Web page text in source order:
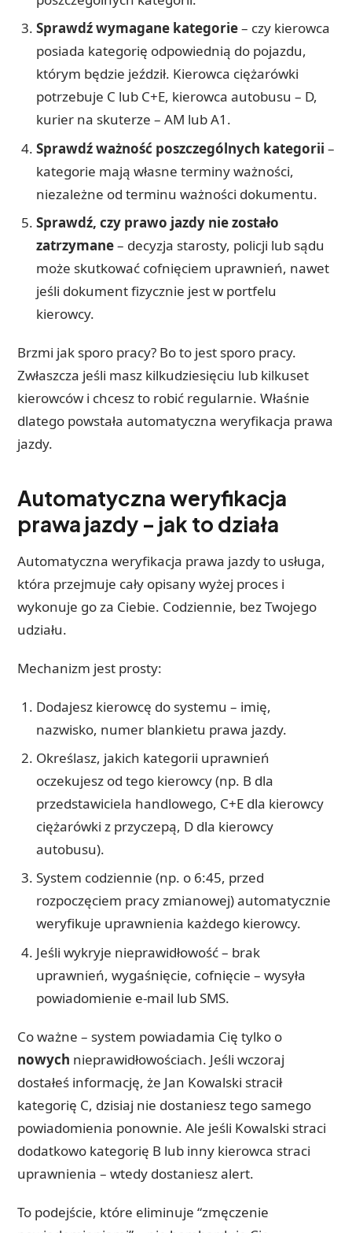
Sprawdź wymagane kategorie– czy kierowca
posiada kategorię odpowiednią do pojazdu,
którym będzie jeździł. Kierowca ciężarówki
potrzebuje C lub C+E, kierowca autobusu – D,
kurier na skuterze – AM lub A1.
Sprawdź ważność poszczególnych kategorii –
kategorie mają własne terminy ważności,
niezależne od terminu ważności dokumentu.
Sprawdź, czy prawo jazdy nie zostało
zatrzymane– decyzja starosty, policji lub sądu
może skutkować cofnięciem uprawnień, nawet
jeśli dokument fizycznie jest w portfelu
kierowcy.
Brzmi jak sporo pracy? Bo to jest sporo pracy.
Zwłaszcza jeśli masz kilkudziesięciu lub kilkuset
kierowców i chcesz to robić regularnie. Właśnie
dlatego powstała automatyczna weryfikacja prawa
jazdy.
Automatyczna weryfikacja
prawa jazdy – jak to działa
Automatyczna weryfikacja prawa jazdy to usługa,
która przejmuje cały opisany wyżej proces i
wykonuje go za Ciebie. Codziennie, bez Twojego
udziału.
Mechanizm jest prosty:
Dodajesz kierowcę do systemu – imię,
nazwisko, numer blankietu prawa jazdy.
Określasz, jakich kategorii uprawnień
oczekujesz od tego kierowcy (np. B dla
przedstawiciela handlowego, C+E dla kierowcy
ciężarówki z przyczepą, D dla kierowcy
autobusu).
System codziennie (np. o 6:45, przed
rozpoczęciem pracy zmianowej) automatycznie
weryfikuje uprawnienia każdego kierowcy.
Jeśli wykryje nieprawidłowość – brak
uprawnień, wygaśnięcie, cofnięcie – wysyła
powiadomienie e-mail lub SMS.
Co ważne – system powiadamia Cię tylko o
nowych nieprawidłowościach. Jeśli wczoraj
dostałeś informację, że Jan Kowalski stracił
kategorię C, dzisiaj nie dostaniesz tego samego
powiadomienia ponownie. Ale jeśli Kowalski straci
dodatkowo kategorię B lub inny kierowca straci
uprawnienia – wtedy dostaniesz alert.
To podejście, które eliminuje “zmęczenie